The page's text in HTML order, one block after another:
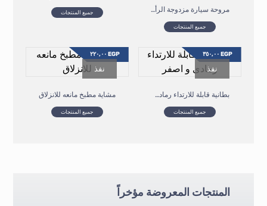
مروحة سيارة مزدوجة الرأس
جميع المنتجات
جميع المنتجات
بطانية قابلة للارتداء رمادى و اصفر
جميع المنتجات
EGP
نفذ
مشاية مطبخ مانعه للانزلاق
جميع المنتجات
EGP
نفذ
المنتجات المعروضة مؤخراً